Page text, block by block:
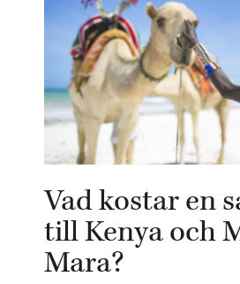
Vad kostar en
till Kenya och
Mara?